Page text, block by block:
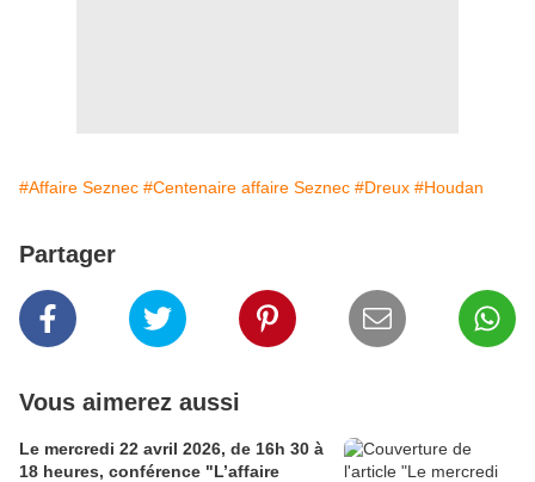
#Affaire Seznec #Centenaire affaire Seznec #Dreux #Houdan
Partager
Vous aimerez aussi
Le mercredi 22 avril 2026, de 16h 30 à
18 heures, conférence "L’affaire